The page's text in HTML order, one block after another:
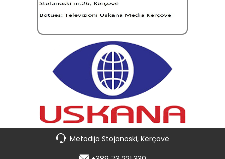
Metodija Stojanoski, Kërçovë